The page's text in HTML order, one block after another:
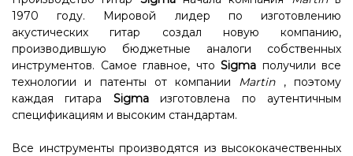
1970 году. Мировой лидер по изготовлению
акустических гитар создал новую компанию,
производившую бюджетные аналоги собственных
инструментов. Самое главное, что Sigma получили все
технологии и патенты от компании Martin, поэтому
каждая гитара Sigmaизготовлена ​​по аутентичным
спецификациям и высоким стандартам.
Все инструменты производятся из высококачественных